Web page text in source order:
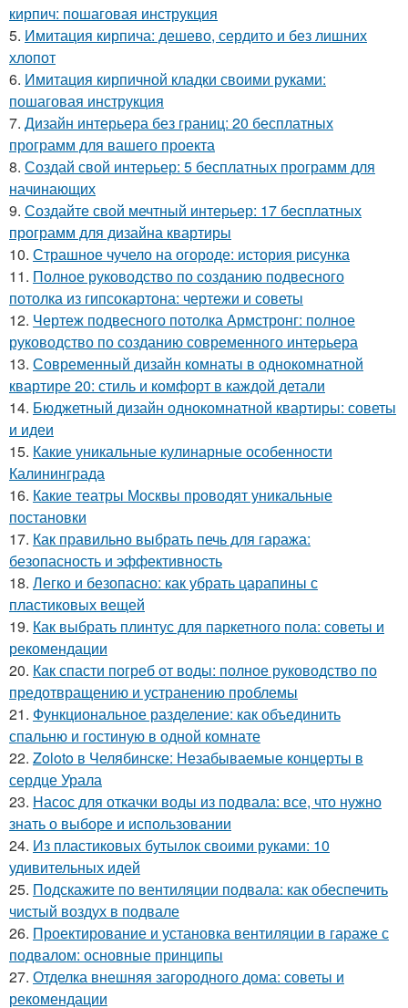
кирпич: пошаговая инструкция
5. Имитация кирпича: дешево, сердито и без лишних
хлопот
6. Имитация кирпичной кладки своими руками:
пошаговая инструкция
7. Дизайн интерьера без границ: 20 бесплатных
программ для вашего проекта
8. Создай свой интерьер: 5 бесплатных программ для
начинающих
9. Создайте свой мечтный интерьер: 17 бесплатных
программ для дизайна квартиры
10. Страшное чучело на огороде: история рисунка
11. Полное руководство по созданию подвесного
потолка из гипсокартона: чертежи и советы
12. Чертеж подвесного потолка Армстронг: полное
руководство по созданию современного интерьера
13. Современный дизайн комнаты в однокомнатной
квартире 20: стиль и комфорт в каждой детали
14. Бюджетный дизайн однокомнатной квартиры: советы
и идеи
15. Какие уникальные кулинарные особенности
Калининграда
16. Какие театры Москвы проводят уникальные
постановки
17. Как правильно выбрать печь для гаража:
безопасность и эффективность
18. Легко и безопасно: как убрать царапины с
пластиковых вещей
19. Как выбрать плинтус для паркетного пола: советы и
рекомендации
20. Как спасти погреб от воды: полное руководство по
предотвращению и устранению проблемы
21. Функциональное разделение: как объединить
спальню и гостиную в одной комнате
22. Zoloto в Челябинске: Незабываемые концерты в
сердце Урала
23. Насос для откачки воды из подвала: все, что нужно
знать о выборе и использовании
24. Из пластиковых бутылок своими руками: 10
удивительных идей
25. Подскажите по вентиляции подвала: как обеспечить
чистый воздух в подвале
26. Проектирование и установка вентиляции в гараже с
подвалом: основные принципы
27. Отделка внешняя загородного дома: советы и
рекомендации